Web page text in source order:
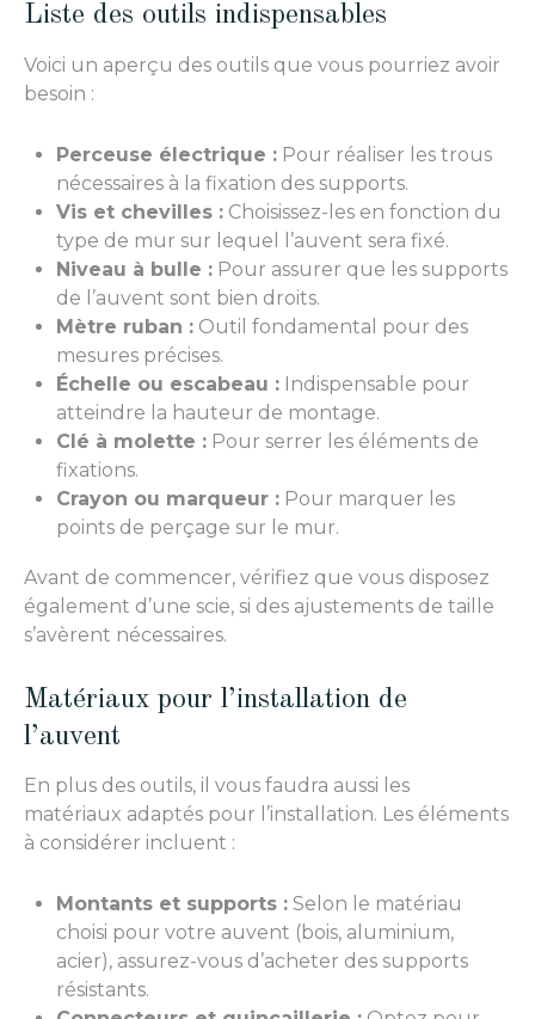
Liste des outils indispensables
Voici un aperçu des outils que vous pourriez avoir
besoin :
Perceuse électrique : Pour réaliser les trous
nécessaires à la fixation des supports.
Vis et chevilles : Choisissez-les en fonction du
type de mur sur lequel l’auvent sera fixé.
Niveau à bulle : Pour assurer que les supports
de l’auvent sont bien droits.
Mètre ruban : Outil fondamental pour des
mesures précises.
Échelle ou escabeau : Indispensable pour
atteindre la hauteur de montage.
Clé à molette : Pour serrer les éléments de
fixations.
Crayon ou marqueur : Pour marquer les
points de perçage sur le mur.
Avant de commencer, vérifiez que vous disposez
également d’une scie, si des ajustements de taille
s’avèrent nécessaires.
Matériaux pour l’installation de
l’auvent
En plus des outils, il vous faudra aussi les
matériaux adaptés pour l’installation. Les éléments
à considérer incluent :
Montants et supports : Selon le matériau
choisi pour votre auvent (bois, aluminium,
acier), assurez-vous d’acheter des supports
résistants.